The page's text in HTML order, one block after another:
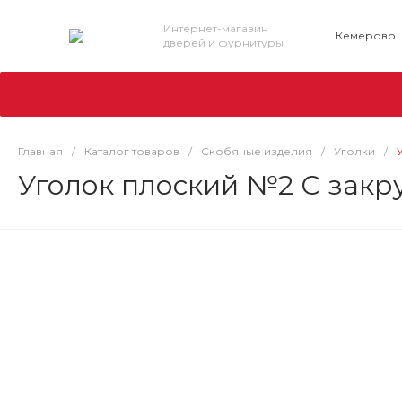
Интернет-магазин
дверей и фурнитуры
Кемерово
Главная / Каталог товаров / Скобяные изделия / Уголки /
Уголок плоский №2 С